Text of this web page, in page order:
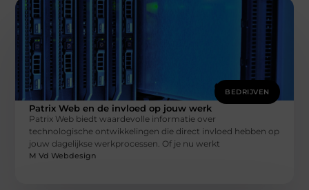
BEDRIJVEN
Patrix Web en de invloed op jouw werk
Patrix Web biedt waardevolle informatie over
technologische ontwikkelingen die direct invloed hebben op
jouw dagelijkse werkprocessen. Of je nu werkt
M Vd Webdesign